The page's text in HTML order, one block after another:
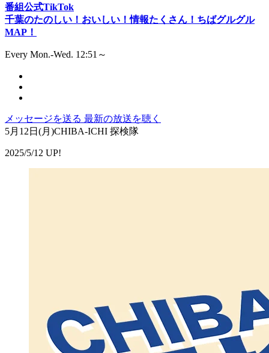
番組公式TikTok
千葉のたのしい！おいしい！情報たくさん！ちばグルグル
MAP！
Every Mon.-Wed. 12:51～
メッセージを送る 最新の放送を聴く
5月12日(月)CHIBA-ICHI 探検隊
2025/5/12 UP!